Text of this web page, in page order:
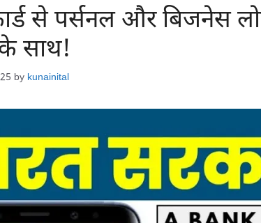
से पर्सनल और बिजनेस
साथ!
by kunainital